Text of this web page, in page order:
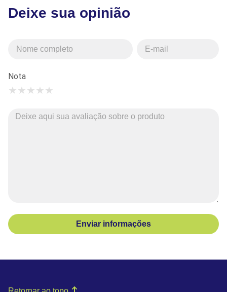
Deixe sua opinião
Nota
★
★
★
★
★
Enviar informações